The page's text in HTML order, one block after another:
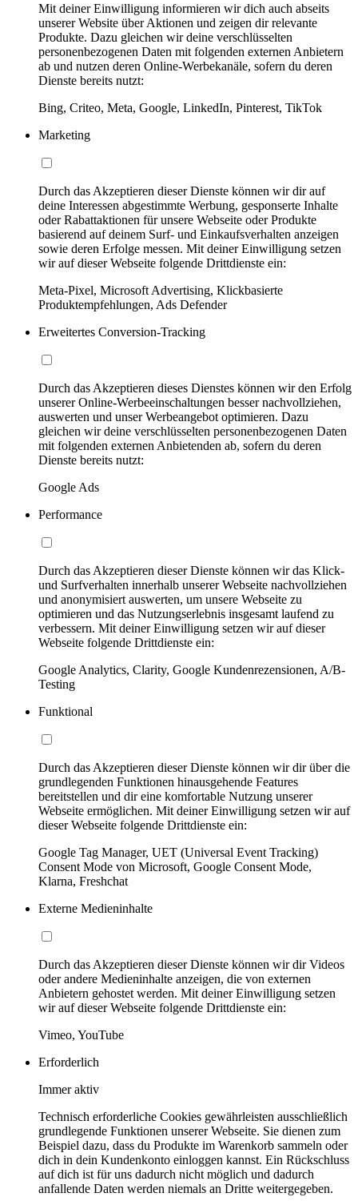
Mit deiner Einwilligung informieren wir dich auch abseits
unserer Website über Aktionen und zeigen dir relevante
Produkte. Dazu gleichen wir deine verschlüsselten
personenbezogenen Daten mit folgenden externen Anbietern
ab und nutzen deren Online-Werbekanäle, sofern du deren
Dienste bereits nutzt:
Bing, Criteo, Meta, Google, LinkedIn, Pinterest, TikTok
Marketing
Durch das Akzeptieren dieser Dienste können wir dir auf
deine Interessen abgestimmte Werbung, gesponserte Inhalte
oder Rabattaktionen für unsere Webseite oder Produkte
basierend auf deinem Surf- und Einkaufsverhalten anzeigen
sowie deren Erfolge messen. Mit deiner Einwilligung setzen
wir auf dieser Webseite folgende Drittdienste ein:
Meta-Pixel, Microsoft Advertising, Klickbasierte
Produktempfehlungen, Ads Defender
Erweitertes Conversion-Tracking
Durch das Akzeptieren dieses Dienstes können wir den Erfolg
unserer Online-Werbeeinschaltungen besser nachvollziehen,
auswerten und unser Werbeangebot optimieren. Dazu
gleichen wir deine verschlüsselten personenbezogenen Daten
mit folgenden externen Anbietenden ab, sofern du deren
Dienste bereits nutzt:
Google Ads
Performance
Durch das Akzeptieren dieser Dienste können wir das Klick-
und Surfverhalten innerhalb unserer Webseite nachvollziehen
und anonymisiert auswerten, um unsere Webseite zu
optimieren und das Nutzungserlebnis insgesamt laufend zu
verbessern. Mit deiner Einwilligung setzen wir auf dieser
Webseite folgende Drittdienste ein:
Google Analytics, Clarity, Google Kundenrezensionen, A/B-
Testing
Funktional
Durch das Akzeptieren dieser Dienste können wir dir über die
grundlegenden Funktionen hinausgehende Features
bereitstellen und dir eine komfortable Nutzung unserer
Webseite ermöglichen. Mit deiner Einwilligung setzen wir auf
dieser Webseite folgende Drittdienste ein:
Google Tag Manager, UET (Universal Event Tracking)
Consent Mode von Microsoft, Google Consent Mode,
Klarna, Freshchat
Externe Medieninhalte
Durch das Akzeptieren dieser Dienste können wir dir Videos
oder andere Medieninhalte anzeigen, die von externen
Anbietern gehostet werden. Mit deiner Einwilligung setzen
wir auf dieser Webseite folgende Drittdienste ein:
Vimeo, YouTube
Erforderlich
Immer aktiv
Technisch erforderliche Cookies gewährleisten ausschließlich
grundlegende Funktionen unserer Webseite. Sie dienen zum
Beispiel dazu, dass du Produkte im Warenkorb sammeln oder
dich in dein Kundenkonto einloggen kannst. Ein Rückschluss
auf dich ist für uns dadurch nicht möglich und dadurch
anfallende Daten werden niemals an Dritte weitergegeben.